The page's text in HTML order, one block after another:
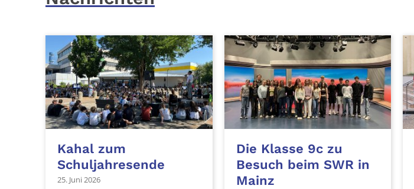
Kahal zum
Schuljahresende
25. Juni 2026
Die Klasse 9c zu
Besuch beim SWR in
Mainz